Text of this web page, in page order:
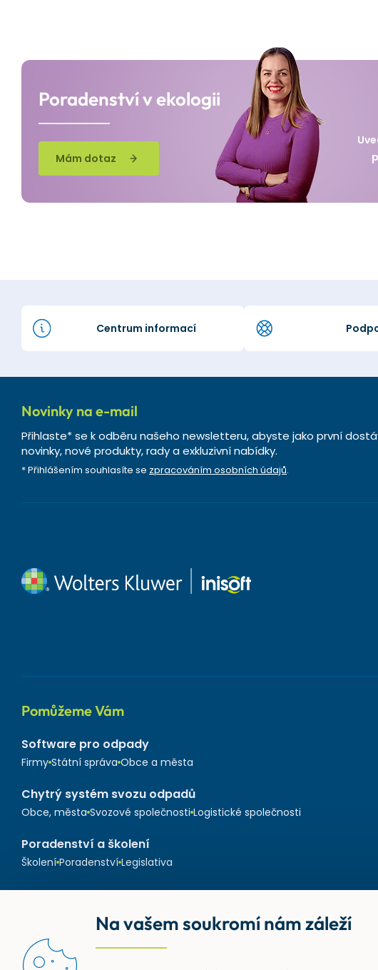
Poradenství v ekologii
Mám dotaz
Centrum informací
Novinky na e-mail
Přihlaste* se k odběru našeho newsletteru, abyste jako první
novinky, nové produkty, rady a exkluzivní nabídky.
* Přihlášením souhlasíte se zpracováním osobních údajů.
Pomůžeme Vám
Software pro odpady
Firmy Státní správa Obce a města
Chytrý systém svozu odpadů
Obce, města Svozové společnosti Logistické společnosti
Poradenství a školení
Školení Poradenství Legislativa
Na vašem soukromí nám záleží